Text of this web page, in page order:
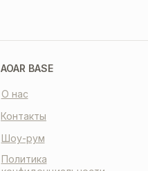
AOAR BASE
О нас
Контакты
Шоу-рум
Политика